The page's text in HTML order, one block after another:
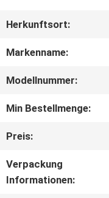
ÜBER
UNS
TOUR
Herkunftsort:
Markenname:
Modellnummer:
Min Bestellmenge:
Preis:
Verpackung
Informationen: